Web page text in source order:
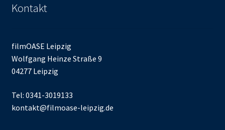
Kontakt
filmOASE Leipzig
Wolfgang Heinze Straße 9
04277 Leipzig
Tel: 0341-3019133
kontakt@filmoase-leipzig.de